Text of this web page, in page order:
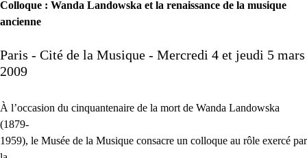
Colloque : Wanda Landowska et la renaissance de la musique
ancienne
Paris - Cité de la Musique - Mercredi 4 et jeudi 5 mars
2009
À l’occasion du cinquantenaire de la mort de Wanda Landowska
(1879-
1959), le Musée de la Musique consacre un colloque au rôle exercé par